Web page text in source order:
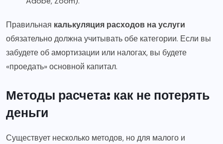
Правильная калькуляция расходов на услуги
обязательно должна учитывать обе категории. Если вы
забудете об амортизации или налогах, вы будете
«проедать» основной капитал.
Методы расчета: как не потерять
деньги
Существует несколько методов, но для малого и